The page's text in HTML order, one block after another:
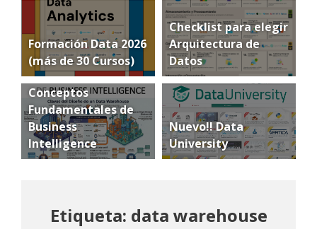
Formación Data 2026
(más de 30 Cursos)
Checklist para elegir
Arquitectura de
Datos
Conceptos
Fundamentales de
Business
Intelligence
Nuevo!! Data
University
Etiqueta: data warehouse